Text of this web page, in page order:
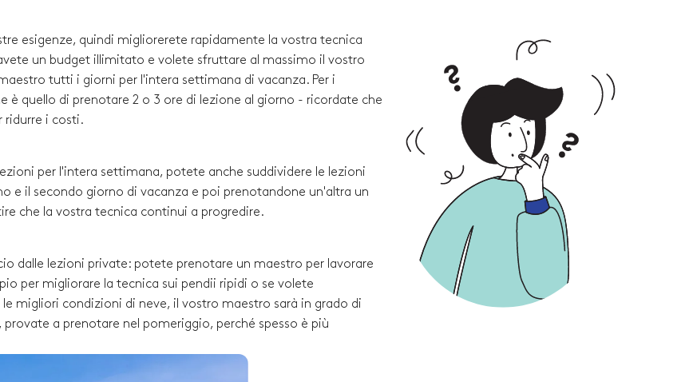
esigenze, quindi migliorerete rapidamente la vostra tecnica
un budget illimitato e volete sfruttare al massimo il vostro
tutti i giorni per l'intera settimana di vacanza. Per i
quello di prenotare 2 o 3 ore di lezione al giorno - ricordate che
ridurre i costi.
per l'intera settimana, potete anche suddividere le lezioni
e il secondo giorno di vacanza e poi prenotandone un'altra un
che la vostra tecnica continui a progredire.
dalle lezioni private: potete prenotare un maestro per lavorare
per migliorare la tecnica sui pendii ripidi o se volete
migliori condizioni di neve, il vostro maestro sarà in grado di
a prenotare nel pomeriggio, perché spesso è più